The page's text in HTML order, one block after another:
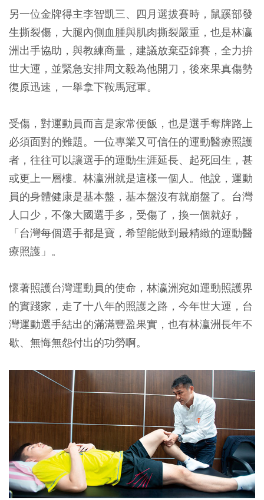
另一位金牌得主李智凱三、四月選拔賽時，鼠蹊部發
生撕裂傷，大腿內側血腫與肌肉撕裂嚴重，也是林瀛
洲出手協助，與教練商量，建議放棄亞錦賽，全力拚
世大運，並緊急安排周文毅為他開刀，後來果真傷勢
復原迅速，一舉拿下鞍馬冠軍。
受傷，對運動員而言是家常便飯，也是選手奪牌路上
必須面對的難題。一位專業又可信任的運動醫療照護
者，往往可以讓選手的運動生涯延長、起死回生，甚
或更上一層樓。林瀛洲就是這樣一個人。他說，運動
員的身體健康是基本盤，基本盤沒有就崩盤了。台灣
人口少，不像大國選手多，受傷了，換一個就好，
「台灣每個選手都是寶，希望能做到最精緻的運動醫
療照護」。
懷著照護台灣運動員的使命，林瀛洲宛如運動照護界
的實踐家，走了十八年的照護之路，今年世大運，台
灣運動選手結出的滿滿豐盈果實，也有林瀛洲長年不
歇、無悔無怨付出的功勞啊。